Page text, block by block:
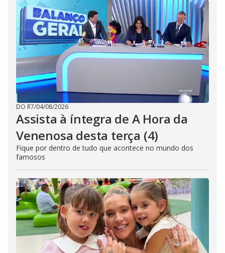
DO R7/04/08/2026
Assista à íntegra de A Hora da
Venenosa desta terça (4)
Fique por dentro de tudo que acontece no mundo dos
famosos